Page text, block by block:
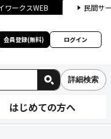
ワークスWEB 民間サ
会員登録(無料) ログイン
詳細検索
はじめての方へ